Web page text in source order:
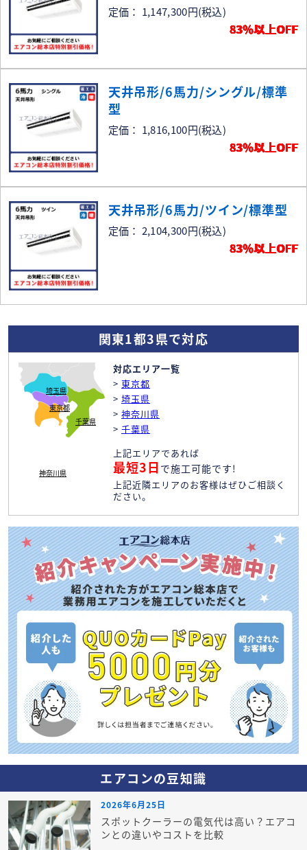
定価： 1,147,300円(税込)
83％以上OFF
天井吊形/6馬力/シングル/標準
型
定価： 1,816,100円(税込)
83％以上OFF
天井吊形/6馬力/ツイン/標準型
定価： 2,104,300円(税込)
83％以上OFF
関東1都3県で対応
東京都
埼玉県
神奈川県
千葉県
対応エリア一覧
> 東京都
> 埼玉県
> 神奈川県
> 千葉県
上記エリアであれば
最短3日 で施工可能です!
上記近隣エリアのお客様はぜひご相談く
ださい。
エアコンの豆知識
2026年6月25日
スポットクーラーの電気代は高い？エアコ
ンとの違いやコストを比較